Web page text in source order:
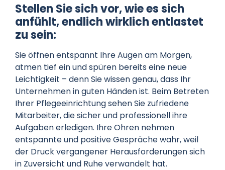
Stellen Sie sich vor, wie es sich
anfühlt, endlich wirklich entlastet
zu sein:
Sie öffnen entspannt Ihre Augen am Morgen,
atmen tief ein und spüren bereits eine neue
Leichtigkeit – denn Sie wissen genau, dass Ihr
Unternehmen in guten Händen ist. Beim Betreten
Ihrer Pflegeeinrichtung sehen Sie zufriedene
Mitarbeiter, die sicher und professionell ihre
Aufgaben erledigen. Ihre Ohren nehmen
entspannte und positive Gespräche wahr, weil
der Druck vergangener Herausforderungen sich
in Zuversicht und Ruhe verwandelt hat.